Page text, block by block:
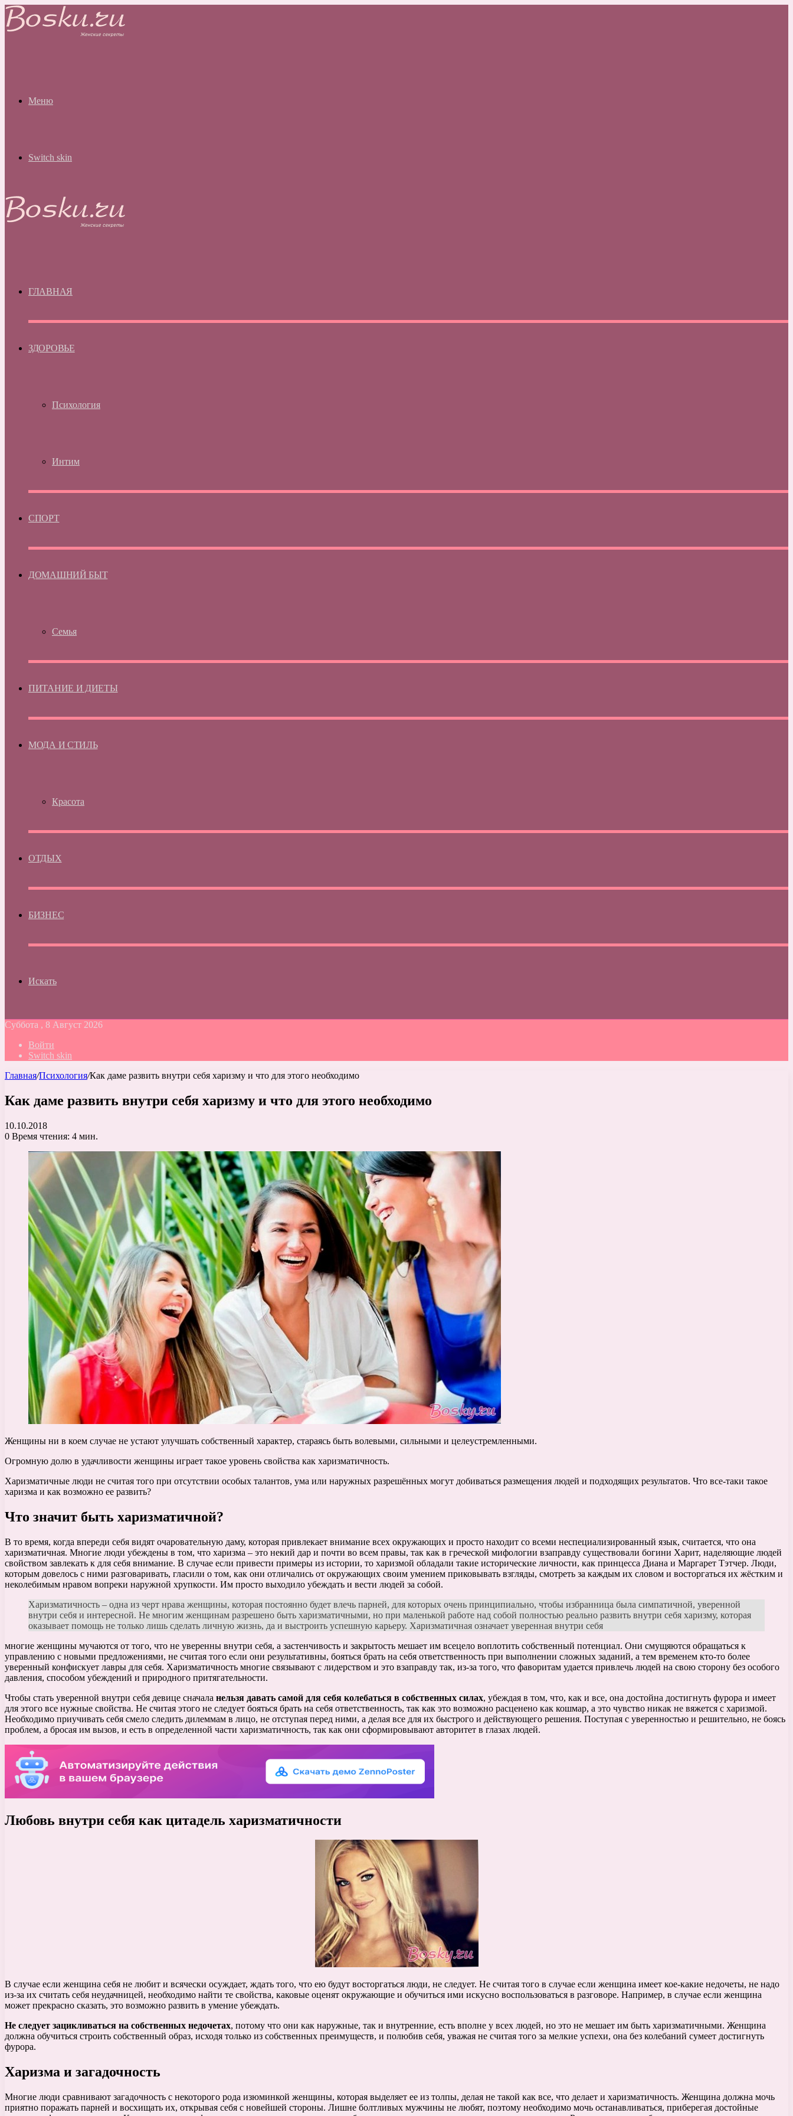
Меню
Switch skin
ГЛАВНАЯ
ЗДОРОВЬЕ
Психология
Интим
СПОРТ
ДОМАШНИЙ БЫТ
Семья
ПИТАНИЕ И ДИЕТЫ
МОДА И СТИЛЬ
Красота
ОТДЫХ
БИЗНЕС
Искать
Суббота , 8 Август 2026
Войти
Switch skin
Главная/Психология/Как даме развить внутри себя харизму и что для этого необходимо
Как даме развить внутри себя харизму и что для этого необходимо
10.10.2018
0 Время чтения: 4 мин.
Женщины ни в коем случае не устают улучшать собственный характер, стараясь быть волевыми, сильными и целеустремленными.
Огромную долю в удачливости женщины играет такое уровень свойства как харизматичность.
Харизматичные люди не считая того при отсутствии особых талантов, ума или наружных разрешённых могут добиваться размещения людей и подходящих результатов. Что все-таки такое
харизма и как возможно ее развить?
Что значит быть харизматичной?
В то время, когда впереди себя видят очаровательную даму, которая привлекает внимание всех окружающих и просто находит со всеми неспециализированный язык, считается, что она
харизматичная. Многие люди убеждены в том, что харизма – это некий дар и почти во всем правы, так как в греческой мифологии взаправду существовали богини Харит, наделяющие людей
свойством завлекать к для себя внимание. В случае если привести примеры из истории, то харизмой обладали такие исторические личности, как принцесса Диана и Маргарет Тэтчер. Люди,
которым довелось с ними разговаривать, гласили о том, как они отличались от окружающих своим умением приковывать взгляды, смотреть за каждым их словом и восторгаться их жёстким и
неколебимым нравом вопреки наружной хрупкости. Им просто выходило убеждать и вести людей за собой.
Харизматичность – одна из черт нрава женщины, которая постоянно будет влечь парней, для которых очень принципиально, чтобы избранница была симпатичной, уверенной
внутри себя и интересной. Не многим женщинам разрешено быть харизматичными, но при маленькой работе над собой полностью реально развить внутри себя харизму, которая
оказывает помощь не только лишь сделать личную жизнь, да и выстроить успешную карьеру. Харизматичная означает уверенная внутри себя
многие женщины мучаются от того, что не уверенны внутри себя, а застенчивость и закрытость мешает им всецело воплотить собственный потенциал. Они смущяются обращаться к
управлению с новыми предложениями, не считая того если они результативны, бояться брать на себя ответственность при выполнении сложных заданий, а тем временем кто-то более
уверенный конфискует лавры для себя. Харизматичность многие связывают с лидерством и это взаправду так, из-за того, что фаворитам удается привлечь людей на свою сторону без особого
давления, способом убеждений и природного притягательности.
Чтобы стать уверенной внутри себя девице сначала нельзя давать самой для себя колебаться в собственных силах, убеждая в том, что, как и все, она достойна достигнуть фурора и имеет
для этого все нужные свойства. Не считая этого не следует бояться брать на себя ответственность, так как это возможно расценено как кошмар, а это чувство никак не вяжется с харизмой.
Необходимо приучивать себя смело следить дилеммам в лицо, не отступая перед ними, а делая все для их быстрого и действующего решения. Поступая с уверенностью и решительно, не боясь
проблем, а бросая им вызов, и есть в определенной части харизматичность, так как они сформировывают авторитет в глазах людей.
Любовь внутри себя как цитадель харизматичности
В случае если женщина себя не любит и всячески осуждает, ждать того, что ею будут восторгаться люди, не следует. Не считая того в случае если женщина имеет кое-какие недочеты, не надо
из-за их считать себя неудачницей, необходимо найти те свойства, каковые оценят окружающие и обучиться ими искусно воспользоваться в разговоре. Например, в случае если женщина
может прекрасно сказать, это возможно развить в умение убеждать.
Не следует зацикливаться на собственных недочетах, потому что они как наружные, так и внутренние, есть вполне у всех людей, но это не мешает им быть харизматичными. Женщина
должна обучиться строить собственный образ, исходя только из собственных преимуществ, и полюбив себя, уважая не считая того за мелкие успехи, она без колебаний сумеет достигнуть
фурора.
Харизма и загадочность
Многие люди сравнивают загадочность с некоторого рода изюминкой женщины, которая выделяет ее из толпы, делая не такой как все, что делает и харизматичность. Женщина должна мочь
приятно поражать парней и восхищать их, открывая себя с новейшей стороны. Лишне болтливых мужчины не любят, поэтому необходимо мочь останавливаться, приберегая достойные